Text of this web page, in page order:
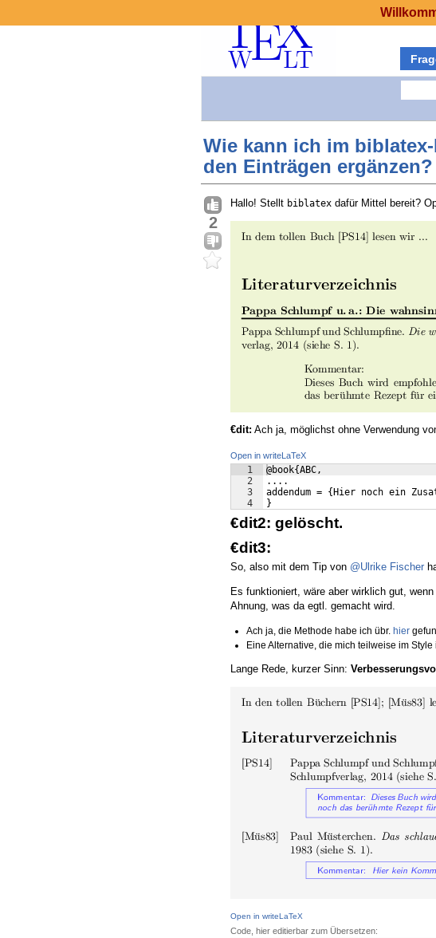
Wie kann ich im
den Einträgen ergänzen?
2
Hallo! Stellt biblatex dafür Mittel bereit?
€dit: Ach ja, möglichst ohne Verwendung
Open in writeLaTeX
1
2
3
4
@book{ABC,
....
addendum = {Hier noch ein
}
€dit2: gelöscht.
€dit3:
So, also mit dem Tip von @Ulrike Fischer
Es funktioniert, wäre aber wirklich gut,
Ahnung, was da egtl. gemacht wird.
Ach ja, die Methode habe ich übr. hier
Eine Alternative, die mich teilweise im Style
Lange Rede, kurzer Sinn:
Open in writeLaTeX
Code, hier editierbar zum Übersetzen: